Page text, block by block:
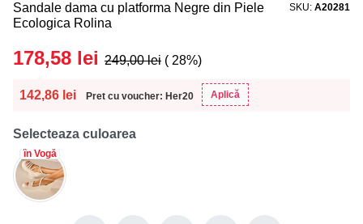
Sandale dama cu platforma Negre din Piele
Ecologica Rolina
SKU A20281
142,86 lei Pret cu voucher: Her20 Aplică
178,58 lei 249,00lei ( 28%)
Selecteaza culoarea
în Vogă